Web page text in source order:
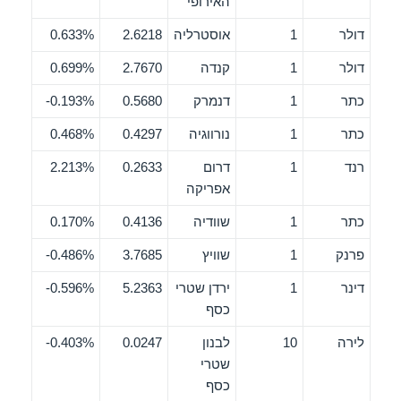
דולר 1 אוסטרליה 2.6218
0.633%
דולר 1 קנדה 2.7670
0.699%
כתר 1 דנמרק 0.5680
0.193%-
כתר 1 נורווגיה 0.4297
0.468%
רנד 1
דרום
אפריקה
0.2633
2.213%
כתר 1 שוודיה 0.4136
0.170%
פרנק 1 שוויץ 3.7685
0.486%-
דינר 1
ירדן שטרי
כסף
5.2363
0.596%-
לירה 10
לבנון
שטרי
כסף
0.0247
0.403%-